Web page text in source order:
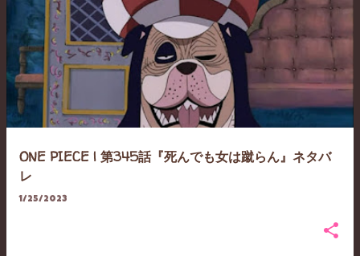
ONE PIECE | 第345話『死んでも女は蹴らん』ネタバ
レ
1/25/2023